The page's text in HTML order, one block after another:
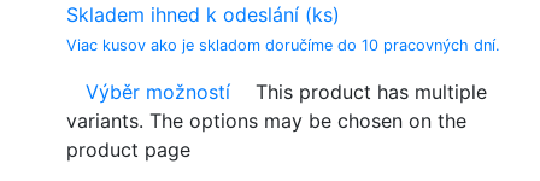
Skladem ihned k odeslání (ks)
Viac kusov ako je skladom doručíme do 10 pracovných dní.
Výběr možností
This product has multiple
variants. The options may be chosen on the
product page